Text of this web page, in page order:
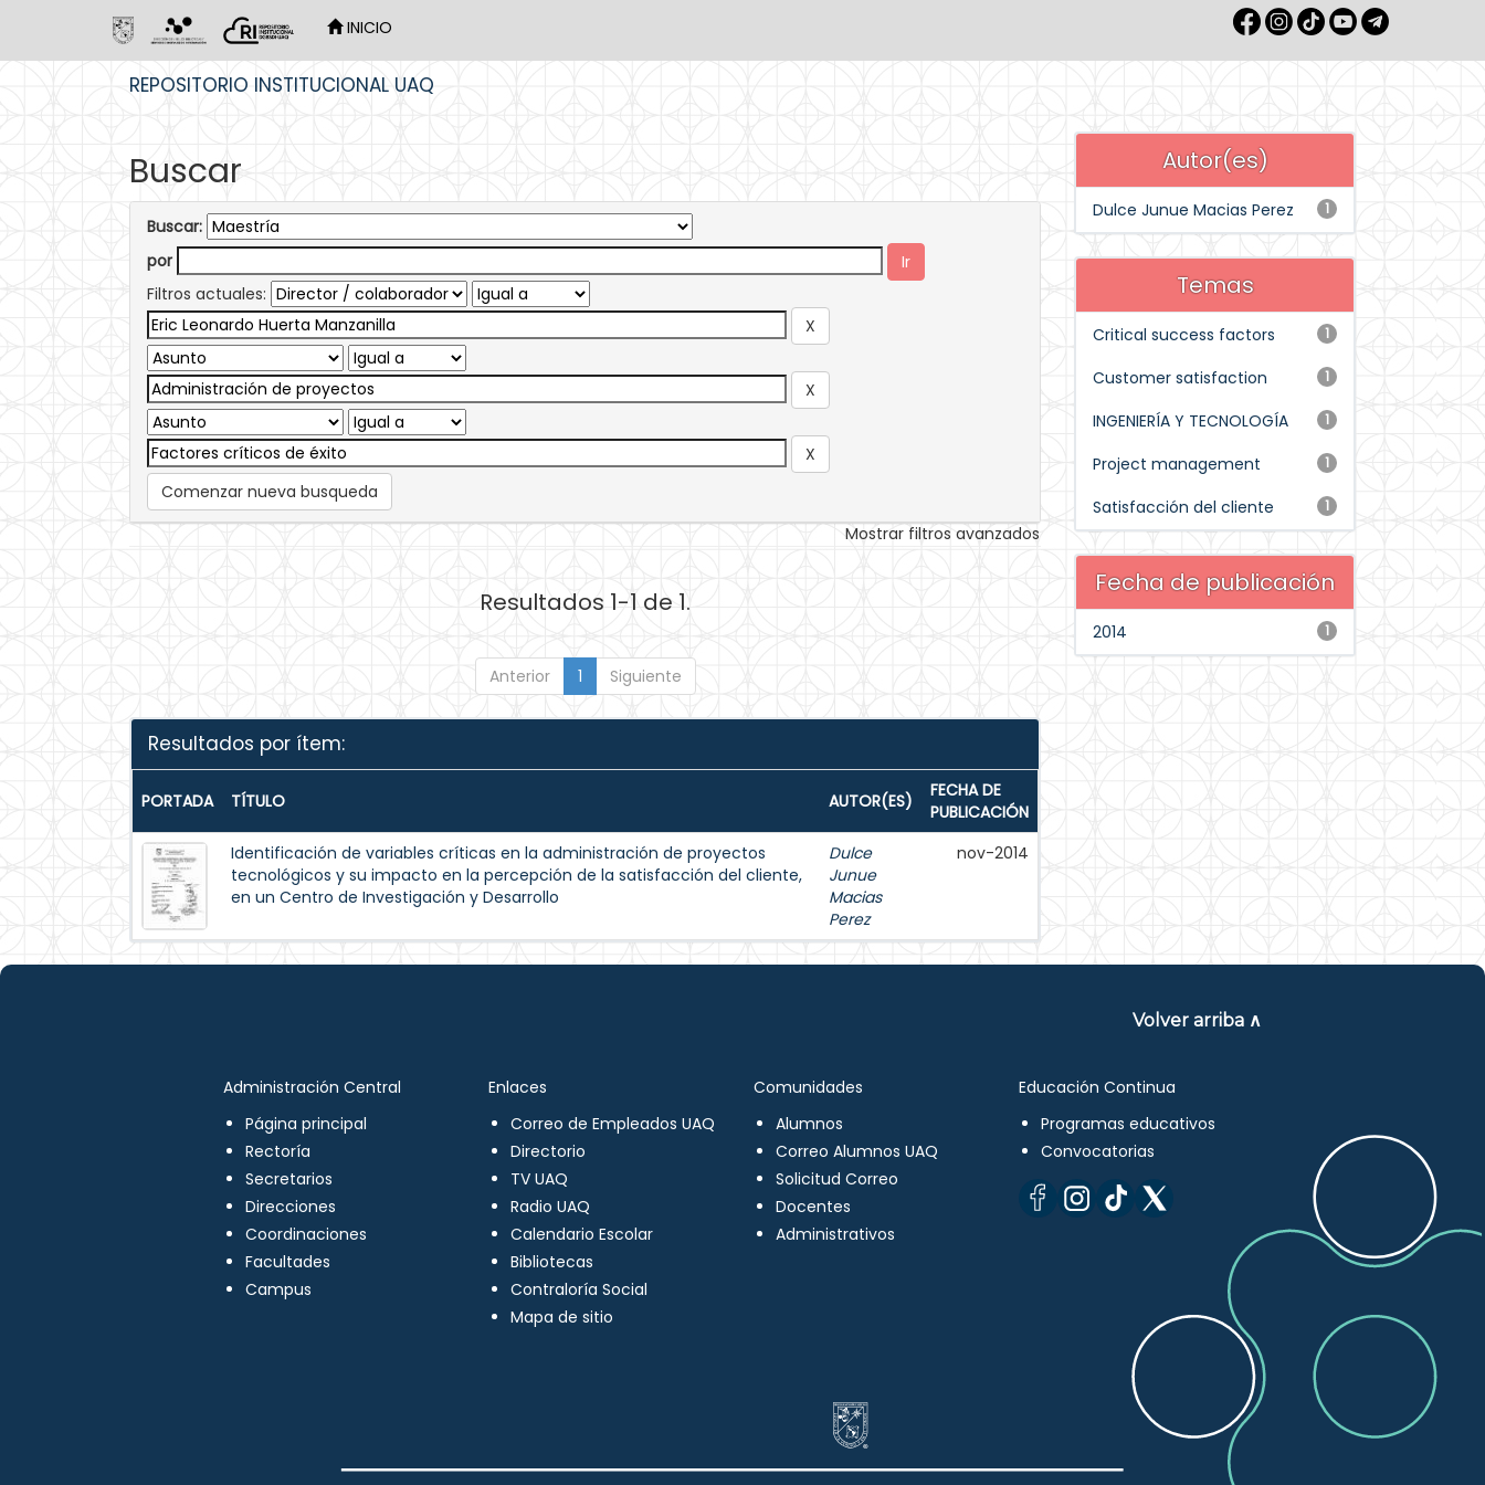
INICIO
REPOSITORIO INSTITUCIONAL UAQ
Buscar
Buscar:
por
Filtros actuales:
Comenzar nueva busqueda
Mostrar filtros avanzados
Resultados 1-1 de 1.
Anterior 1 Siguiente
Resultados por ítem:
PORTADA TÍTULO AUTOR(ES)
FECHA DE
PUBLICACIÓN
Identificación de variables críticas en la administración de proyectos
tecnológicos y su impacto en la percepción de la satisfacción del cliente,
en un Centro de Investigación y Desarrollo
Dulce
Junue
Macias
Perez
nov-2014
Autor(es)
1
Dulce Junue Macias Perez
Temas
1
Critical success factors
1
Customer satisfaction
1
INGENIERÍA Y TECNOLOGÍA
1
Project management
1
Satisfacción del cliente
Fecha de publicación
1
2014
Volver arriba ∧
Administración Central
Página principal
Rectoría
Secretarios
Direcciones
Coordinaciones
Facultades
Campus
Enlaces
Correo de Empleados UAQ
Directorio
TV UAQ
Radio UAQ
Calendario Escolar
Bibliotecas
Contraloría Social
Mapa de sitio
Comunidades
Alumnos
Correo Alumnos UAQ
Solicitud Correo
Docentes
Administrativos
Educación Continua
Programas educativos
Convocatorias